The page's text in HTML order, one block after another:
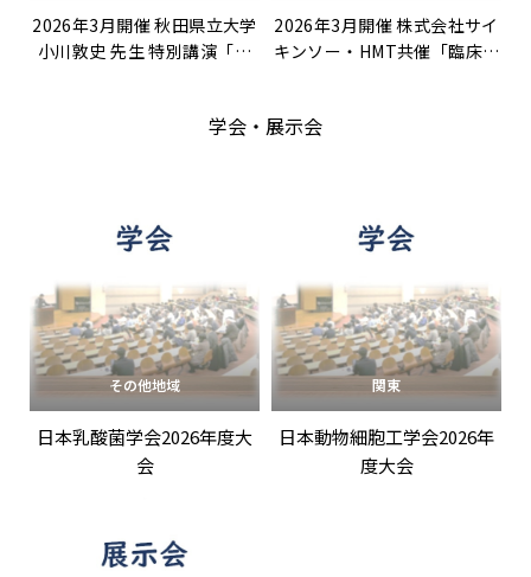
2026年3月開催 秋田県立大学
小川敦史 先生 特別講演「メ
2026年3月開催 株式会社サイ
キンソー・HMT共催「臨床試
細菌叢ビッグデータと代謝物
学会・展示会
その他地域
日本乳酸菌学会2026年度大
会
関東
日本動物細胞工学会2026年
度大会